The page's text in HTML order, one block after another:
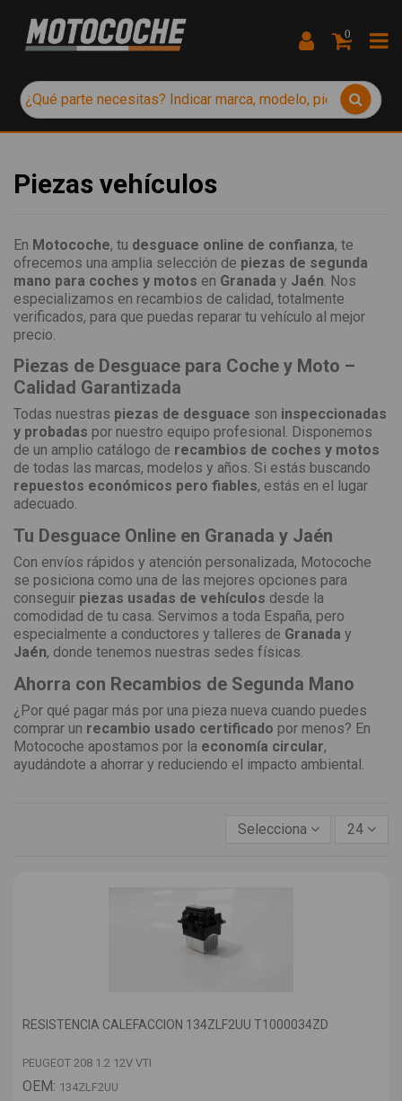
0
Piezas vehículos
En Motocoche, tu desguace online de confianza, te
ofrecemos una amplia selección de piezas de segunda
mano para coches y motos en Granada y Jaén . Nos
especializamos en recambios de calidad, totalmente
verificados, para que puedas reparar tu vehículo al mejor
precio.
Piezas de Desguace para Coche y Moto –
Calidad Garantizada
Todas nuestras piezas de desguace son inspeccionadas
y probadas por nuestro equipo profesional. Disponemos
de un amplio catálogo de recambios de coches y motos
de todas las marcas, modelos y años. Si estás buscando
repuestos económicos pero fiables, estás en el lugar
adecuado.
Tu Desguace Online en Granada y Jaén
Con envíos rápidos y atención personalizada, Motocoche
se posiciona como una de las mejores opciones para
conseguir piezas usadas de vehículos desde la
comodidad de tu casa. Servimos a toda España, pero
especialmente a conductores y talleres de Granada y
Jaén, donde tenemos nuestras sedes físicas.
Ahorra con Recambios de Segunda Mano
¿Por qué pagar más por una pieza nueva cuando puedes
comprar un recambio usado certificado por menos? En
Motocoche apostamos por la economía circular,
ayudándote a ahorrar y reduciendo el impacto ambiental.
Selecciona 24
RESISTENCIA CALEFACCION 134ZLF2UU T1000034ZD
PEUGEOT 208 1.2 12V VTI
OEM: 134ZLF2UU